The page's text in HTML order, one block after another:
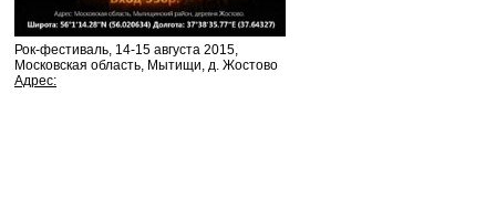
Рок-фестиваль, 14-15 августа 2015,
Московская область, Мытищи, д. Жостово
Адрес: